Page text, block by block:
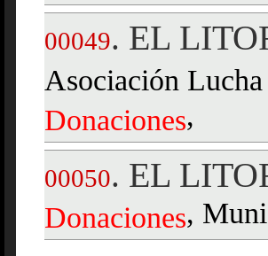
00049. EL
Asociación
Donaciones,
00050. EL
Donaciones,